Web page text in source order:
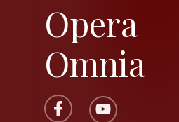
Opera
Omnia